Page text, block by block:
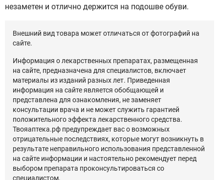
незаметен и отлично держится на подошве обуви.
Внешний вид товара может отличаться от фотографий на
сайте.
Информация о лекарственных препаратах, размещенная
на сайте, предназначена для специалистов, включает
материалы из изданий разных лет. Приведенная
информация на сайте является обобщающей и
представлена для ознакомления, не заменяет
консультации врача и не может служить гарантией
положительного эффекта лекарственного средства.
Твояаптека.рф предупреждает вас о возможных
отрицательные последствиях, которые могут возникнуть в
результате неправильного использования представленной
на сайте информации и настоятельно рекомендует перед
выбором препарата проконсультироваться со
специалистом.